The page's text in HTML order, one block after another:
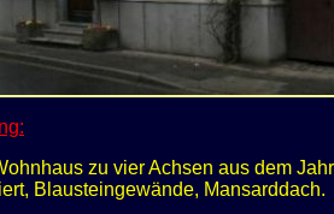
zu vier Achsen aus dem
Blausteingewände, Mansarddach.